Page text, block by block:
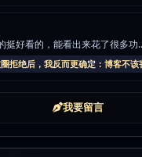
挺好看的，能看出来花了很多功
拒绝后，我反而更确定：博客不
我要留言